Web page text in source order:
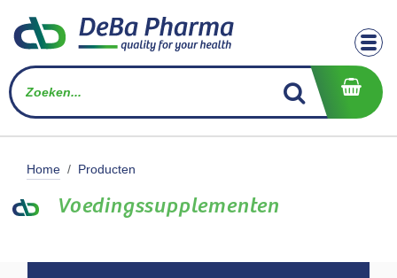
Home Producten
Voedingssupplementen